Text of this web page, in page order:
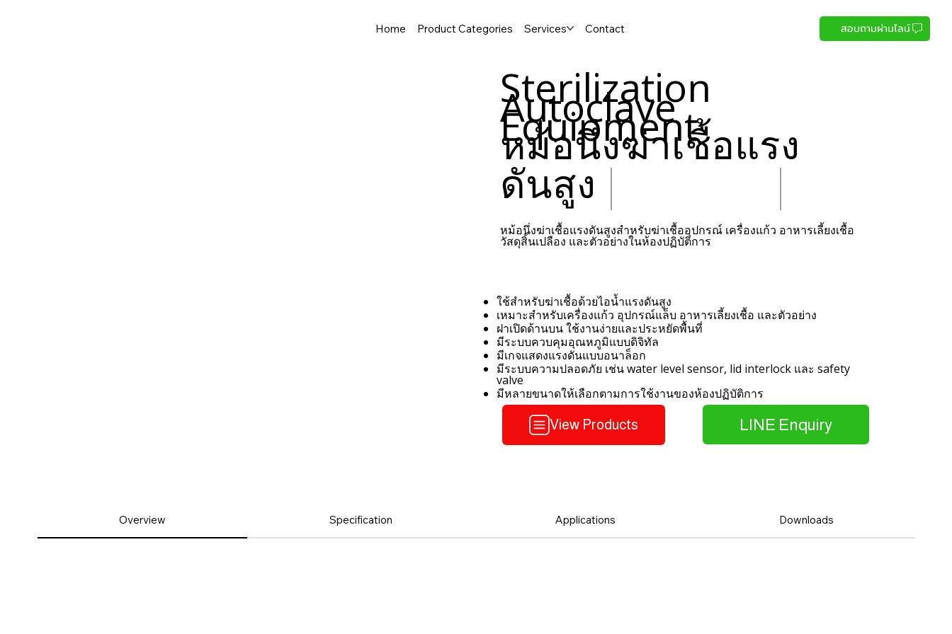
Home Product Categories Services Contact สอบถามผ่านไลน์
Sterilization
Equipment
Autoclave
หม้อนึ่งฆ่าเชื้อแรง
ดันสูง
หม้อนึ่งฆ่าเชื้อแรงดันสูงสำหรับฆ่าเชื้ออุปกรณ์ เครื่องแก้ว อาหารเลี้ยงเชื้อ
วัสดุสิ้นเปลือง และตัวอย่างในห้องปฏิบัติการ
ใช้สำหรับฆ่าเชื้อด้วยไอน้ำแรงดันสูง
เหมาะสำหรับเครื่องแก้ว อุปกรณ์แล็บ อาหารเลี้ยงเชื้อ และตัวอย่าง
ฝาเปิดด้านบน ใช้งานง่ายและประหยัดพื้นที่
มีระบบควบคุมอุณหภูมิแบบดิจิทัล
มีเกจแสดงแรงดันแบบอนาล็อก
มีระบบความปลอดภัย เช่น water level sensor, lid interlock และ safety
valve
มีหลายขนาดให้เลือกตามการใช้งานของห้องปฏิบัติการ
View Products
LINE Enquiry
Overview Specification Applications Downloads